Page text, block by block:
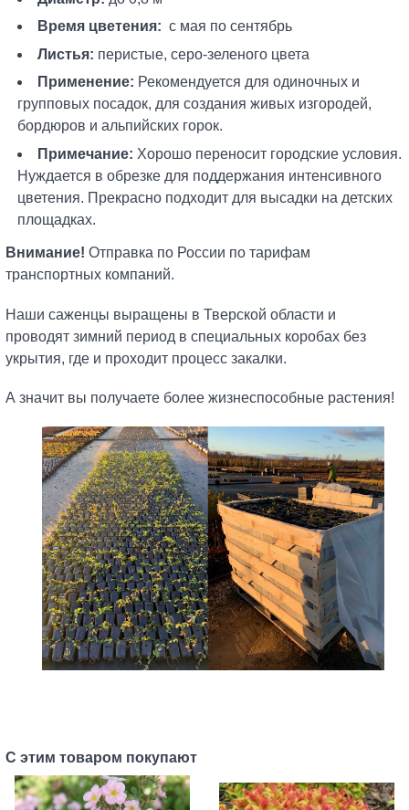
Время цветения: с мая по сентябрь
Листья: перистые, серо-зеленого цвета
Применение: Рекомендуется для одиночных и
групповых посадок, для создания живых изгородей,
бордюров и альпийских горок.
Примечание: Хорошо переносит городские условия.
Нуждается в обрезке для поддержания интенсивного
цветения. Прекрасно подходит для высадки на детских
площадках.
Внимание! Отправка по России по тарифам
транспортных компаний.
Наши саженцы выращены в Тверской области и
проводят зимний период в специальных коробах без
укрытия, где и проходит процесс закалки.
А значит вы получаете более жизнеспособные растения!
С этим товаром покупают